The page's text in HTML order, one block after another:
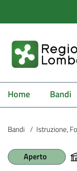
Home Bandi
Bandi / Istruzione,
Aperto